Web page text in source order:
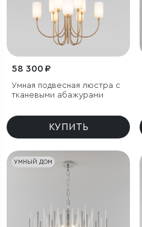
58 300 ₽
Умная подвесная люстра с
тканевыми абажурами
КУПИТЬ
УМНЫЙ ДОМ